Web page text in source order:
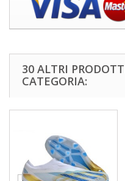
30 ALTRI
CATEGORIA: